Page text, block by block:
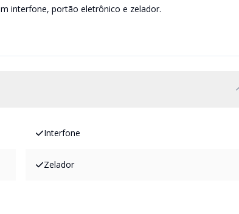
interfone, portão eletrônico e zelador.
Interfone
Zelador